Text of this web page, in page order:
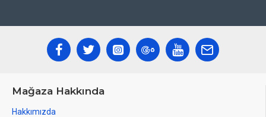
Mağaza Hakkında
Hakkımızda